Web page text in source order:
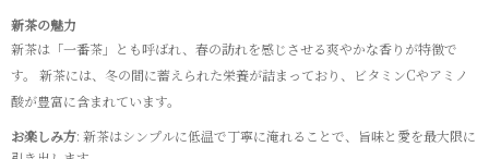
新茶の魅力
新茶は「一番茶」​​とも呼ばれ、春の訪れを感じさせる爽やかな香りが特徴で
す。 新茶には、冬の間に蓄えられた栄養が詰まっており、ビタミンCやアミノ
酸が豊富に含まれています。
お楽しみ方: 新茶はシンプルに低温で丁寧に淹れることで、旨味と愛を最大限に